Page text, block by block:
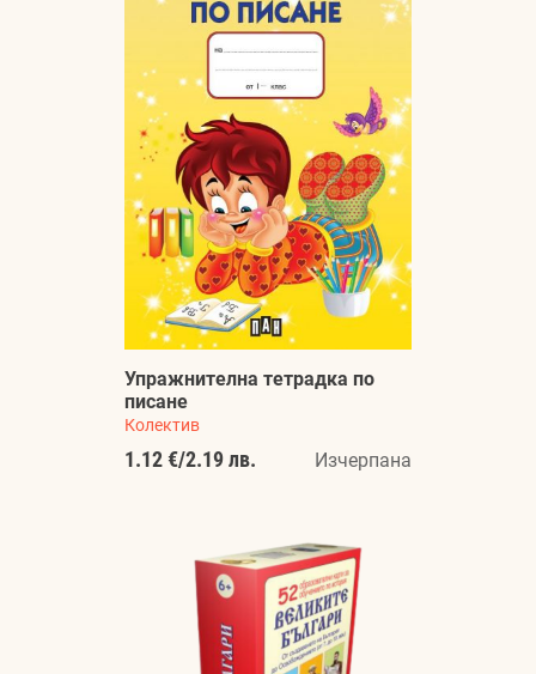
Упражнителна тетрадка по
писане
Колектив
1.12 €/2.19 лв. Изчерпана